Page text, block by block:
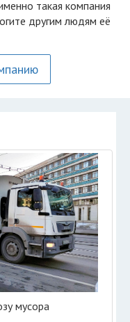
такая компания
другим людям её
мусора